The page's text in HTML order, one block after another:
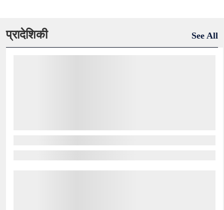
प्रादेशिकी See All